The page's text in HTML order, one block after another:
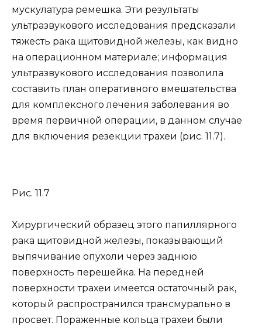
мускулатура ремешка. Эти результаты
ультразвукового исследования предсказали
тяжесть рака щитовидной железы, как видно
на операционном материале; информация
ультразвукового исследования позволила
составить план оперативного вмешательства
для комплексного лечения заболевания во
время первичной операции, в данном случае
для включения резекции трахеи (рис. 11.7).
Рис. 11.7
Хирургический образец этого папиллярного
рака щитовидной железы, показывающий
выпячивание опухоли через заднюю
поверхность перешейка. На передней
поверхности трахеи имеется остаточный рак,
который распространился трансмурально в
просвет. Пораженные кольца трахеи были